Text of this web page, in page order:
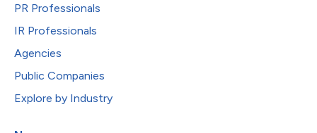
PR Professionals
IR Professionals
Agencies
Public Companies
Explore by Industry